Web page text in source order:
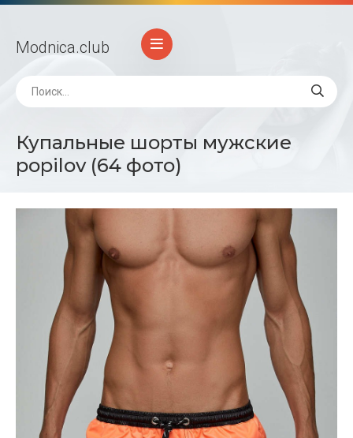
Modnica.club
Купальные шорты мужские
popilov (64 фото)